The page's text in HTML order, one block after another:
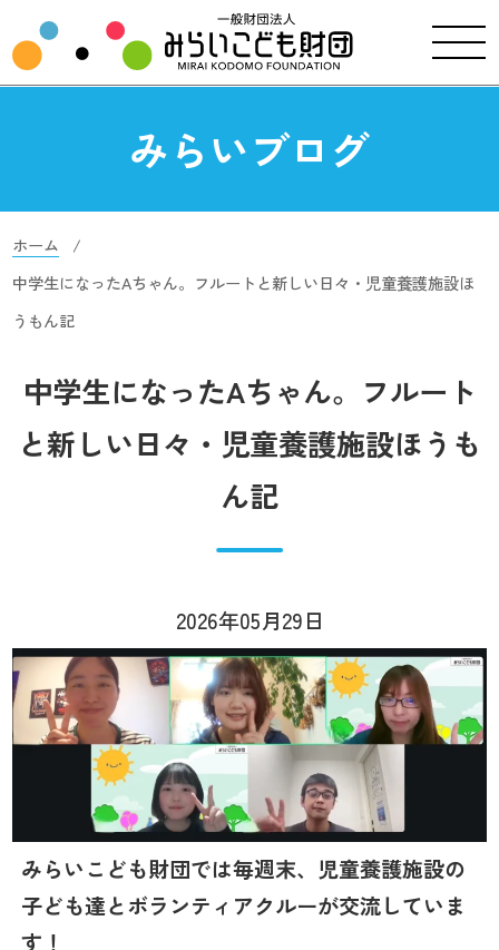
みらいブログ
ホーム
中学生になったAちゃん。フルートと新しい日々・児童養護施設ほ
うもん記
中学生になったAちゃん。フルート
と新しい日々・児童養護施設ほうも
ん記
2026年05月29日
みらいこども財団では毎週末、児童養護施設の
子ども達とボランティアクルーが交流していま
す！